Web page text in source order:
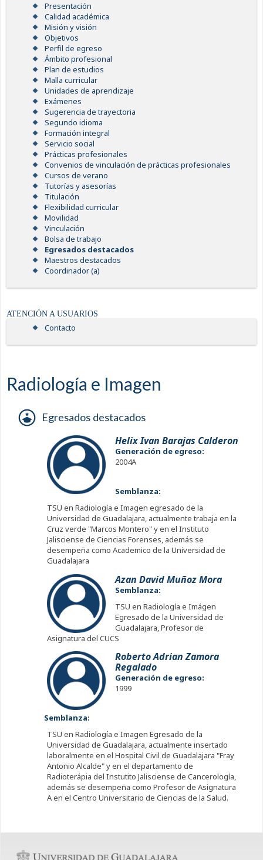
Presentación
Calidad académica
Misión y visión
Objetivos
Perfil de egreso
Ámbito profesional
Plan de estudios
Malla curricular
Unidades de aprendizaje
Exámenes
Sugerencia de trayectoria
Segundo idioma
Formación integral
Servicio social
Prácticas profesionales
Convenios de vinculación de prácticas profesionales
Cursos de verano
Tutorías y asesorías
Titulación
Flexibilidad curricular
Movilidad
Vinculación
Bolsa de trabajo
Egresados destacados
Maestros destacados
Coordinador (a)
ATENCIÓN A USUARIOS
Contacto
Radiología e Imagen
Egresados destacados
Helix Ivan Barajas Calderon
Generación de egreso:
2004A
Semblanza:
TSU en Radiología e Imagen egresado de la
Universidad de Guadalajara, actualmente trabaja en la
Cruz verde "Marcos Montero" y en el Instituto
Jalisciense de Ciencias Forenses, además se
desempeña como Academico de la Universidad de
Guadalajara
Azan David Muñoz Mora
Semblanza:
TSU en Radiología e Imágen
Egresado de la Universidad de
Guadalajara, Profesor de
Asignatura del CUCS
Roberto Adrian Zamora
Regalado
Generación de egreso:
1999
Semblanza:
TSU en Radiología e Imagen Egresado de la
Universidad de Guadalajara, actualmente insertado
laboralmente en el Hospital Civil de Guadalajara "Fray
Antonio Alcalde" y en el departamento de
Radioterápia del Instutito Jalisciense de Cancerología,
además se desempeña como Profesor de Asignatura
A en el Centro Universitario de Ciencias de la Salud.